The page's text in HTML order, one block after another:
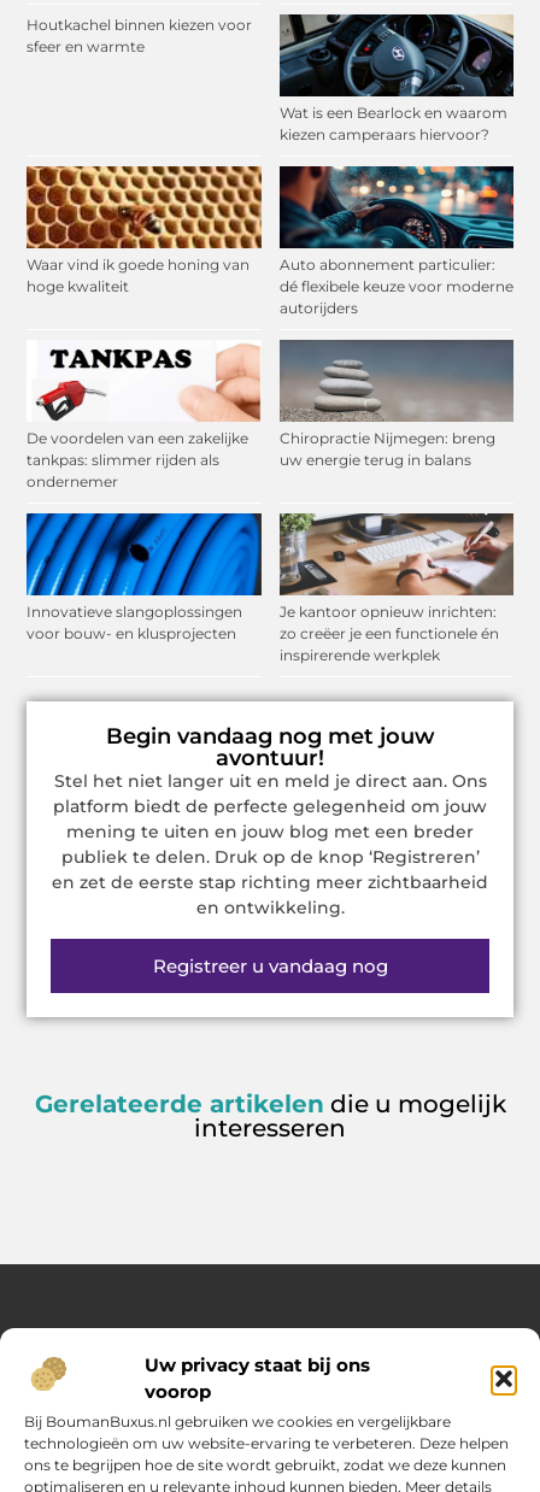
Uw privacy staat bij ons
voorop
Bij BoumanBuxus.nl gebruiken we cookies en vergelijkbare
technologieën om uw website-ervaring te verbeteren. Deze helpen
ons te begrijpen hoe de site wordt gebruikt, zodat we deze kunnen
optimaliseren en u relevante inhoud kunnen bieden. Meer details
Houtkachel binnen kiezen voor
sfeer en warmte
Wat is een Bearlock en waarom
kiezen camperaars hiervoor?
Waar vind ik goede honing van
hoge kwaliteit
Auto abonnement particulier:
dé flexibele keuze voor moderne
autorijders
De voordelen van een zakelijke
tankpas: slimmer rijden als
ondernemer
Chiropractie Nijmegen: breng
uw energie terug in balans
Innovatieve slangoplossingen
voor bouw- en klusprojecten
Je kantoor opnieuw inrichten:
zo creëer je een functionele én
inspirerende werkplek
Begin vandaag nog met jouw
avontuur!
Stel het niet langer uit en meld je direct aan. Ons
platform biedt de perfecte gelegenheid om jouw
mening te uiten en jouw blog met een breder
publiek te delen. Druk op de knop ‘Registreren’
en zet de eerste stap richting meer zichtbaarheid
en ontwikkeling.
Registreer u vandaag nog
Gerelateerde artikelen die u mogelijk
interesseren
Over Opelweb
Jouw startpunt voor handige tips en inspirerende artikelen
Op Opelweb.nl vind je een gevarieerd aanbod aan blogs en
content die je helpen meer uit je dag te halen – van nuttige
adviezen tot verrassende inzichten voor in het dagelijks leven.